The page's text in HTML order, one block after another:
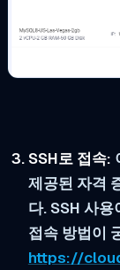
SSH로 접속:
제공된 자격
다. SSH 사
접속 방법이
https://